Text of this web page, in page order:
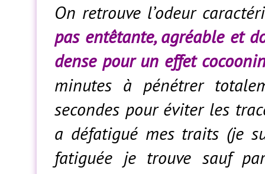
On retrouve l’odeur
pas entêtante, agréable et
dense pour un effet
minutes à pénétrer
secondes pour éviter les
a défatigué mes traits (je
fatiguée je trouve sauf